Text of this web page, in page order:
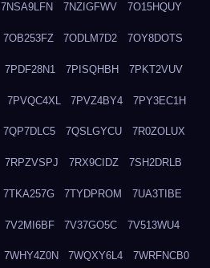
7NSA9LFN 7NZIGFWV 7O15HQUY
7OB253FZ 7ODLM7D2 7OY8DOTS
7PDF28N1 7PISQHBH 7PKT2VUV
7PVQC4XL 7PVZ4BY4 7PY3EC1H
7QP7DLC5 7QSLGYCU 7R0ZOLUX
7RPZVSPJ 7RX9CIDZ 7SH2DRLB
7TKA257G 7TYDPROM 7UA3TIBE
7V2MI6BF 7V37GO5C 7V513WU4
7WHY4Z0N 7WQXY6L4 7WRFNCB0